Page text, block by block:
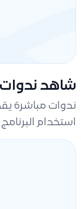
شاهد
ندوات مباشرة
استخدام